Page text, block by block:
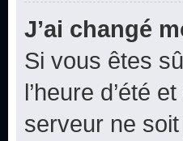
J’ai changé
Si vous êtes
l’heure d’été
serveur ne